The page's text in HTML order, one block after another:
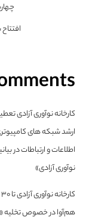
کارخانه نوآوری
ارشد شبکه های
اطلاعات و ارتباطاتدر
نوآوری آزادی»
کارخانه نوآوری آزادی تا ۳۰ روز دیگر تعطیل می‌شود
هم‌آوا در خصوص تخلیه